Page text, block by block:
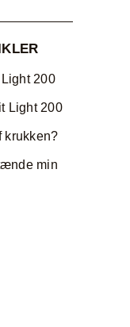
200
Light 200
krukken?
min